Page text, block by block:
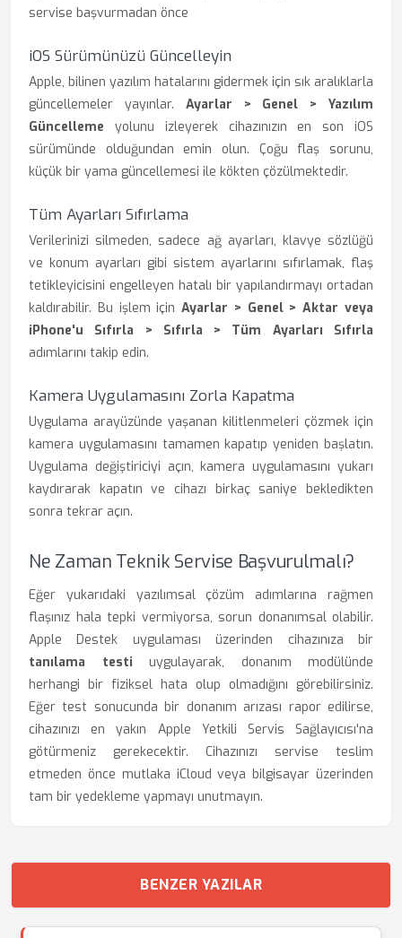
servise başvurmadan önce
iOS Sürümünüzü Güncelleyin
Apple, bilinen yazılım hatalarını gidermek için sık aralıklarla
güncellemeler yayınlar. Ayarlar > Genel > Yazılım
Güncelleme yolunu izleyerek cihazınızın en son iOS
sürümünde olduğundan emin olun. Çoğu flaş sorunu,
küçük bir yama güncellemesi ile kökten çözülmektedir.
Tüm Ayarları Sıfırlama
Verilerinizi silmeden, sadece ağ ayarları, klavye sözlüğü
ve konum ayarları gibi sistem ayarlarını sıfırlamak, flaş
tetikleyicisini engelleyen hatalı bir yapılandırmayı ortadan
kaldırabilir. Bu işlem içinAyarlar > Genel > Aktar veya
iPhone'u Sıfırla > Sıfırla > Tüm Ayarları Sıfırla
adımlarını takip edin.
Kamera Uygulamasını Zorla Kapatma
Uygulama arayüzünde yaşanan kilitlenmeleri çözmek için
kamera uygulamasını tamamen kapatıp yeniden başlatın.
Uygulama değiştiriciyi açın, kamera uygulamasını yukarı
kaydırarak kapatın ve cihazı birkaç saniye bekledikten
sonra tekrar açın.
Ne Zaman Teknik Servise Başvurulmalı?
Eğer yukarıdaki yazılımsal çözüm adımlarına rağmen
flaşınız hala tepki vermiyorsa, sorun donanımsal olabilir.
Apple Destek uygulaması üzerinden cihazınıza bir
tanılama testi uygulayarak, donanım modülünde
herhangi bir fiziksel hata olup olmadığını görebilirsiniz.
Eğer test sonucunda bir donanım arızası rapor edilirse,
cihazınızı en yakın Apple Yetkili Servis Sağlayıcısı'na
götürmeniz gerekecektir. Cihazınızı servise teslim
etmeden önce mutlaka iCloud veya bilgisayar üzerinden
tam bir yedekleme yapmayı unutmayın.
BENZER YAZILAR